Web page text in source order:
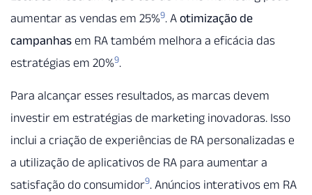
aumentar as vendas em 25%9. A otimização de
campanhas em RA também melhora a eficácia das
estratégias em 20%9.
Para alcançar esses resultados, as marcas devem
investir em estratégias de marketing inovadoras. Isso
inclui a criação de experiências de RA personalizadas e
a utilização de aplicativos de RA para aumentar a
satisfação do consumidor9. Anúncios interativos em RA